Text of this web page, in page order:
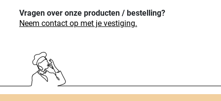
Vragen over onze producten / bestelling?
Neem contact op met je vestiging.